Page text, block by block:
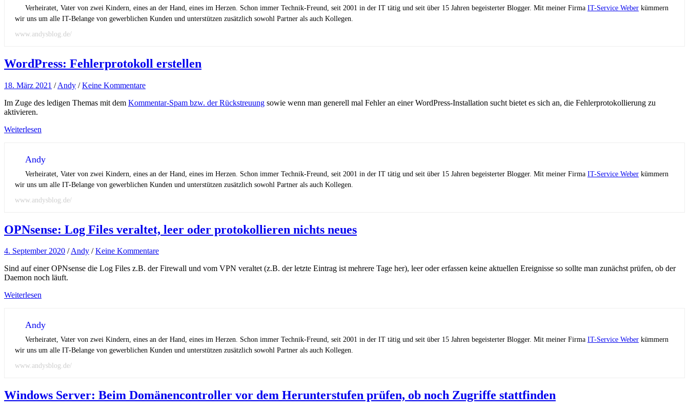
Verheiratet, Vater von zwei Kindern, eines an der Hand, eines im Herzen. Schon immer Technik-Freund, seit 2001 in der IT tätig und seit über 15 Jahren begeisterter Blogger. Mit meiner Firma IT-Service Weber kümmern
wir uns um alle IT-Belange von gewerblichen Kunden und unterstützen zusätzlich sowohl Partner als auch Kollegen.
www.andysblog.de/
WordPress: Fehlerprotokoll erstellen
18. März 2021 /Andy /Keine Kommentare
Im Zuge des ledigen Themas mit dem Kommentar-Spam bzw. der Rückstreuung sowie wenn man generell mal Fehler an einer WordPress-Installation sucht bietet es sich an, die Fehlerprotokollierung zu
aktivieren.
Weiterlesen
Andy
Verheiratet, Vater von zwei Kindern, eines an der Hand, eines im Herzen. Schon immer Technik-Freund, seit 2001 in der IT tätig und seit über 15 Jahren begeisterter Blogger. Mit meiner Firma IT-Service Weber kümmern
wir uns um alle IT-Belange von gewerblichen Kunden und unterstützen zusätzlich sowohl Partner als auch Kollegen.
www.andysblog.de/
OPNsense: Log Files veraltet, leer oder protokollieren nichts neues
4. September 2020 /Andy /Keine Kommentare
Sind auf einer OPNsense die Log Files z.B. der Firewall und vom VPN veraltet (z.B. der letzte Eintrag ist mehrere Tage her), leer oder erfassen keine aktuellen Ereignisse so sollte man zunächst prüfen, ob der
Daemon noch läuft.
Weiterlesen
Andy
Verheiratet, Vater von zwei Kindern, eines an der Hand, eines im Herzen. Schon immer Technik-Freund, seit 2001 in der IT tätig und seit über 15 Jahren begeisterter Blogger. Mit meiner Firma IT-Service Weber kümmern
wir uns um alle IT-Belange von gewerblichen Kunden und unterstützen zusätzlich sowohl Partner als auch Kollegen.
www.andysblog.de/
Windows Server: Beim Domänencontroller vor dem Herunterstufen prüfen, ob noch Zugriffe stattfinden